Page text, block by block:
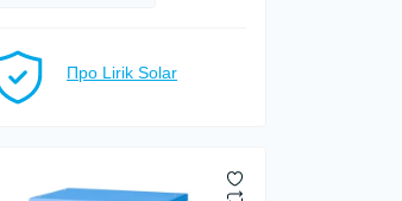
Про Lirik Solar